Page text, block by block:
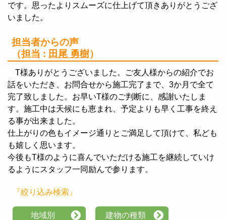
です。思ったよりスムーズに仕上げて頂きありがとうござ
いました。
担当者からの声
（担当 : 田尾 勇樹）
T様ありがとうございました。ご友人様からの紹介でお
話をいただき、お問合せから施工完了まで、3か月で全て
完了致しました。お早いT様のご判断に、感謝いたしま
す。施工中は天候にも恵まれ、予定よりも早く工事を終え
る事が出来ました。
仕上がりの色もイメージ通りとご満足して頂けて、私ども
も嬉しく思います。
今後もT様のように喜んでいただける施工を継続していけ
るようにスタッフ一同励んで参ります。
『絞り込み検索』
地域別 建物の種類